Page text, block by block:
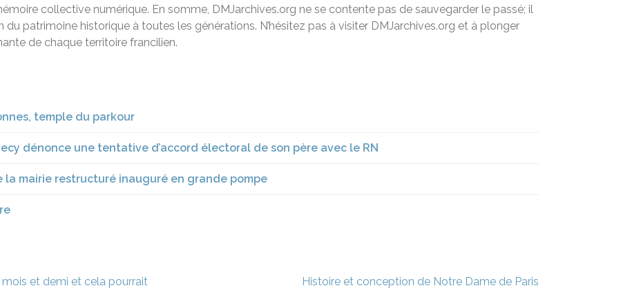
collective numérique. En somme, DMJarchives.org ne se contente pas de sauvegarder le passé; il
patrimoine historique à toutes les générations. N’hésitez pas à visiter DMJarchives.org et à plonger
de chaque territoire francilien.
temple du parkour
dénonce une tentative d’accord électoral de son père avec le RN
mairie restructuré inauguré en grande pompe
et demi et cela pourrait
Histoire et conception de Notre Dame de Paris